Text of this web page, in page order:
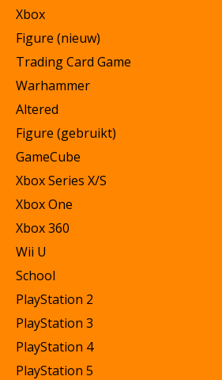
Xbox
Figure (nieuw)
Trading Card Game
Warhammer
Altered
Figure (gebruikt)
GameCube
Xbox Series X/S
Xbox One
Xbox 360
Wii U
School
PlayStation 2
PlayStation 3
PlayStation 4
PlayStation 5